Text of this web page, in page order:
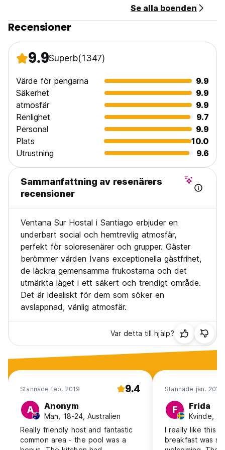
Se alla boenden
Recensioner
9.9Superb(1347)
Värde för pengarna
9.9
Säkerhet
9.9
atmosfär
9.9
Renlighet
9.7
Personal
9.9
Plats
10.0
Utrustning
9.6
Sammanfattning av resenärers
recensioner
Ventana Sur Hostal i Santiago erbjuder en
underbart social och hemtrevlig atmosfär,
perfekt för soloresenärer och grupper. Gäster
berömmer värden Ivans exceptionella gästfrihet,
de läckra gemensamma frukostarna och det
utmärkta läget i ett säkert och trendigt område.
Det är idealiskt för dem som söker en
avslappnad, vänlig atmosfär.
Var detta till hjälp?
Stannade feb. 2019 9.4
A Anonym
Man, 18-24, Australien
Really friendly host and fantastic
common area - the pool was a
Stannade jan. 2019
F Frida
Kvinde,
I really like this
breakfast was